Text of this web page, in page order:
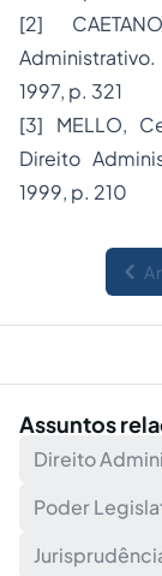
[2]
Administrativo.
1997, p. 321
[3] MELLO,
Direito
1999, p. 210
Assuntos
Direito
Poder